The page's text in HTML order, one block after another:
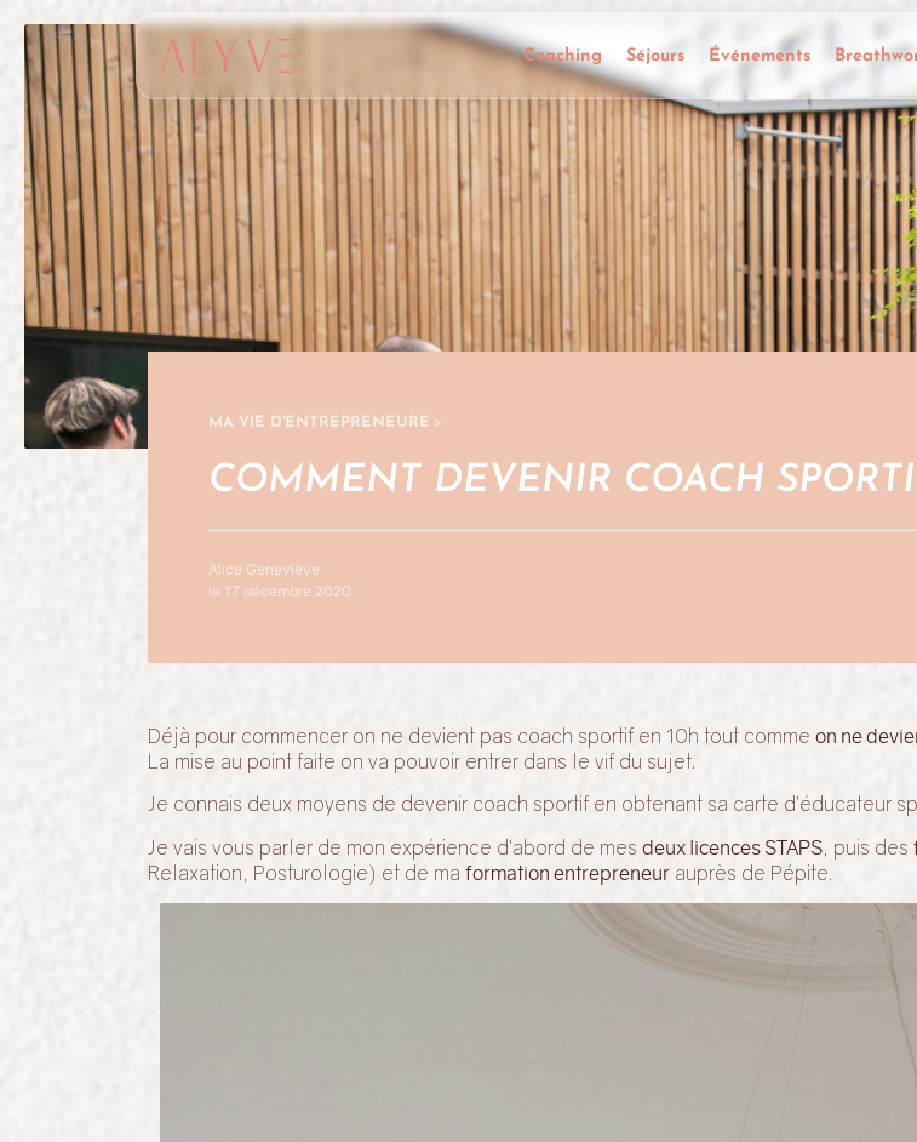
Coaching Séjours Événements
MA VIE D'ENTREPRENEURE >
COMMENT DEVENIR COACH
Alice Geneviève
le 17 décembre 2020
Déjà pour commencer on ne devient pas coach sportif en 10h tout comme on ne
La mise au point faite on va pouvoir entrer dans le vif du sujet.
Je connais deux moyens de devenir coach sportif en obtenant sa carte d’éducateur
Je vais vous parler de mon expérience d’abord de mes deux licences STAPS , puis des
Relaxation, Posturologie) et de ma formation entrepreneur auprès de Pépite.